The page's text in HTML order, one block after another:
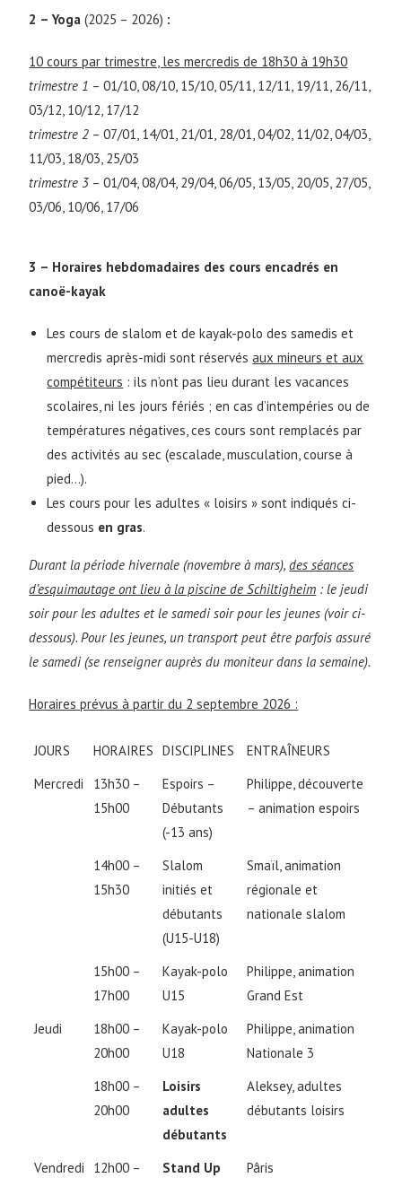
2 – Yoga(2025 – 2026) :
10 cours par trimestre, les mercredis de 18h30 à 19h30
trimestre 1 – 01/10, 08/10, 15/10, 05/11, 12/11, 19/11, 26/11,
03/12, 10/12, 17/12
trimestre 2 – 07/01, 14/01, 21/01, 28/01, 04/02, 11/02, 04/03,
11/03, 18/03, 25/03
trimestre 3 – 01/04, 08/04, 29/04, 06/05, 13/05, 20/05, 27/05,
03/06, 10/06, 17/06
3 – Horaires hebdomadaires des cours encadrés en
canoë-kayak
Les cours de slalom et de kayak-polo des samedis et
mercredis après-midi sont réservésaux mineurs et aux
compétiteurs : ils n’ont pas lieu durant les vacances
scolaires, ni les jours fériés ; en cas d’intempéries ou de
températures négatives, ces cours sont remplacés par
des activités au sec (escalade, musculation, course à
pied…).
Les cours pour les adultes « loisirs » sont indiqués ci-
dessous en gras.
Durant la période hivernale (novembre à mars),des séances
d’esquimautage ont lieu à la piscine de Schiltigheim : le jeudi
soir pour les adultes et le samedi soir pour les jeunes (voir ci-
dessous). Pour les jeunes, un transport peut être parfois assuré
le samedi (se renseigner auprès du moniteur dans la semaine).
Horaires prévus à partir du 2 septembre 2026 :
JOURS HORAIRES DISCIPLINES
ENTRAÎNEURS
Mercredi
13h30 –
15h00
Espoirs –
Débutants
(-13 ans)
Philippe, découverte
– animation espoirs
14h00 –
15h30
Slalom
initiés et
débutants
(U15-U18)
Smaïl, animation
régionale et
nationale slalom
15h00 –
17h00
Kayak-polo
U15
Philippe, animation
Grand Est
Jeudi
18h00 –
20h00
Kayak-polo
U18
Philippe, animation
Nationale 3
18h00 –
20h00
Loisirs
adultes
débutants
Aleksey, adultes
débutants loisirs
Vendredi 12h00 – Stand Up Pâris